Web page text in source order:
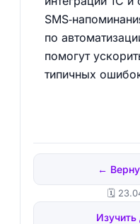
по
помогут
типичных
←
🗓️
Изучить